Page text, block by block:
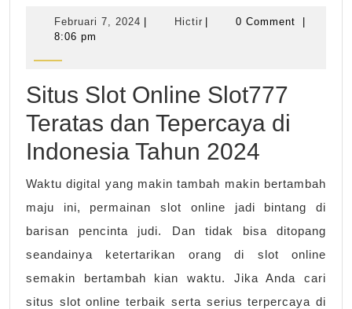
bermain
slot
gacor
777
secara
online
dimana
anda
bisa
bermain
Februari 7, 2024 Februari
| HictirHictir
| 0 Comment
|
8:06 pm
Situs Slot Online Slot777
Teratas dan Tepercaya di
Indonesia Tahun 2024
Waktu digital yang makin tambah makin bertambah
maju ini, permainan slot online jadi bintang di
barisan pencinta judi. Dan tidak bisa ditopang
seandainya ketertarikan orang di slot online
semakin bertambah kian waktu. Jika Anda cari
situs slot online terbaik serta serius terpercaya di